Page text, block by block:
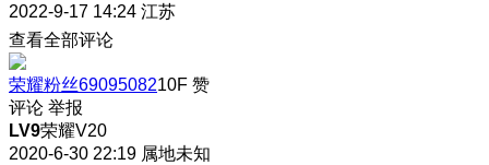
2022-9-17 14:24 江苏
查看全部评论
荣耀粉丝6909508210F 赞
评论 举报
LV9荣耀V20
2020-6-30 22:19 属地未知